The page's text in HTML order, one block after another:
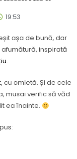
19:53
așa de bună, dar
inspirată
.
cu omletă. Și de cele
musai verific să văd
ea înainte.